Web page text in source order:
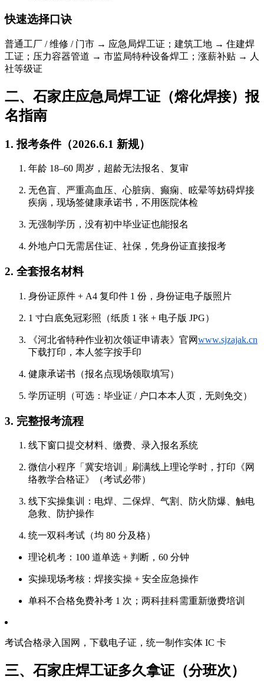
快速选择口诀
普通工厂 / 维修 / 门市 → 应急局焊工证；建筑工地 → 住建焊
工证；压力容器管道 → 市监局特种设备焊工；涨薪补贴 → 人
社等级证
二、石家庄应急局焊工证（熔化焊接）报
名指南
1. 报考条件（2026.6.1 新规）
年龄 18–60 周岁，超龄无法报名、复审
无色盲、严重高血压、心脏病、癫痫、眩晕等妨碍焊接
疾病，现场签健康承诺书，不用医院体检
无强制学历，没有初中毕业证也能报名
外地户口无需居住证、社保，凭身份证直接报考
2. 全套报名材料
身份证原件 + A4 复印件 1 份，身份证电子版照片
1 寸白底免冠彩照（纸质 1 张 + 电子版 JPG）
《河北省特种作业初次领证申请表》官网www.sjzajak.cn
下载打印，本人签字按手印
健康承诺书（报名点现场领取填写）
学历证明（可选：毕业证 / 户口本本人页，无则免交）
3. 完整报考流程
线下窗口提交材料、缴费、录入报名系统
微信小程序「冀安培训」刷满线上理论学时，打印《网
络教学合格证》（考试必带）
线下实操集训：电焊、二保焊、气割、防火防爆、触电
急救、防护操作
统一双科考试（均 80 分及格）
理论机考：100 道单选 + 判断，60 分钟
实操现场考核：焊接实操 + 安全应急操作
单科不合格免费补考 1 次；两科挂科需重新缴费培训
考试合格录入国网，下载电子证，统一制作实体 IC 卡
三、石家庄焊工证多久拿证（分班次）